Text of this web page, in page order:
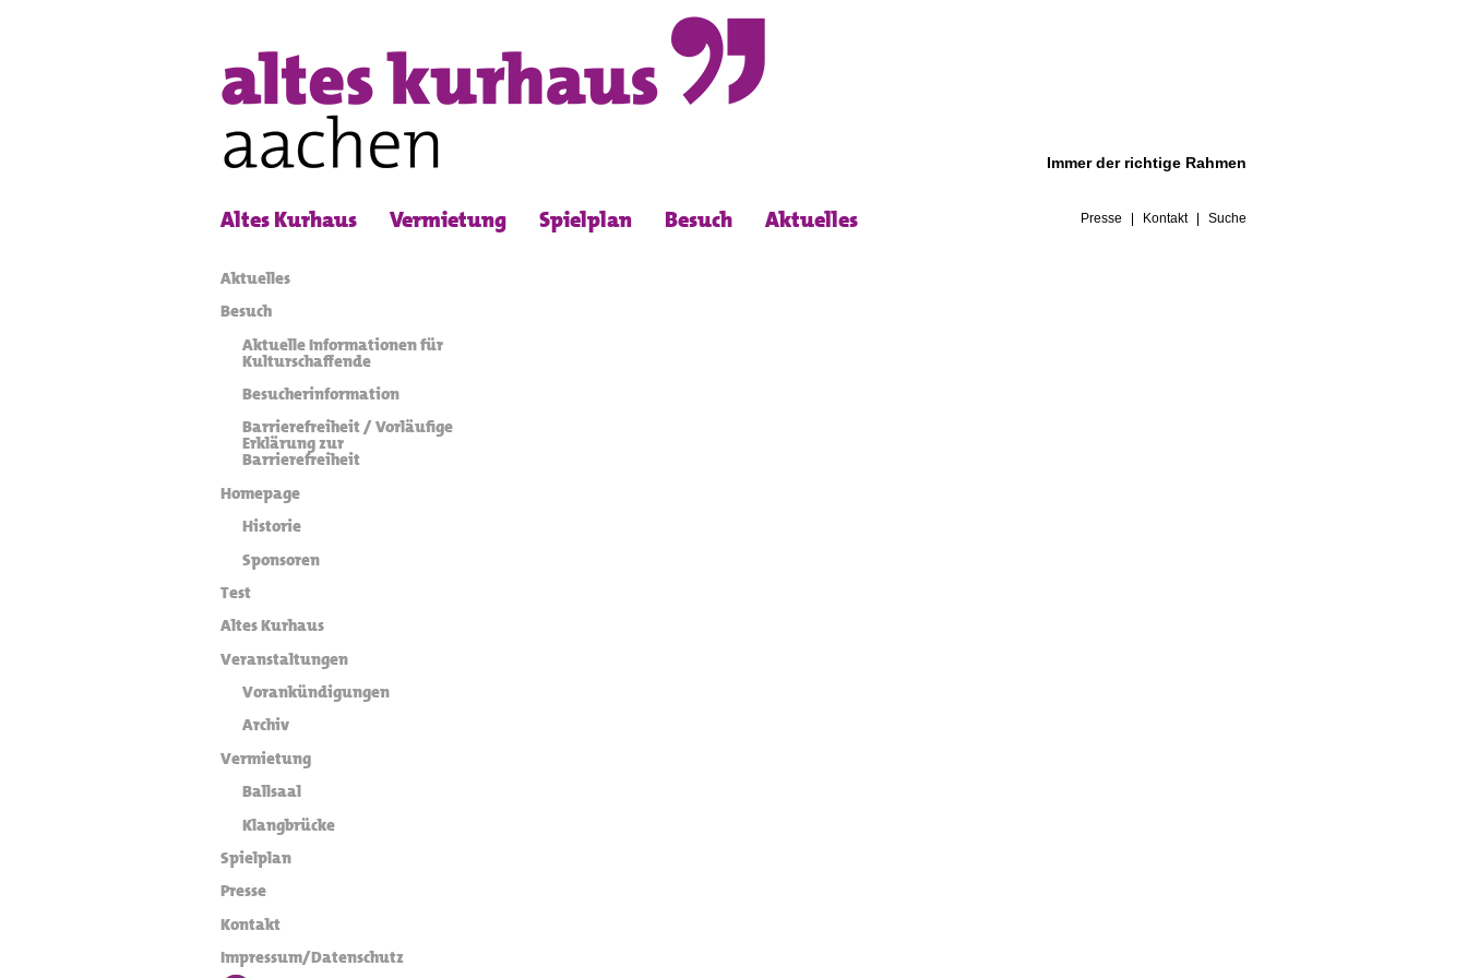
Immer der richtige Rahmen
Altes Kurhaus Vermietung Spielplan Besuch Aktuelles Presse Kontakt Suche
Aktuelles
Besuch
Aktuelle Informationen für
Kulturschaffende
Besucherinformation
Barrierefreiheit / Vorläufige
Erklärung zur
Barrierefreiheit
Homepage
Historie
Sponsoren
Test
Altes Kurhaus
Veranstaltungen
Vorankündigungen
Archiv
Vermietung
Ballsaal
Klangbrücke
Spielplan
Presse
Kontakt
Impressum/Datenschutz